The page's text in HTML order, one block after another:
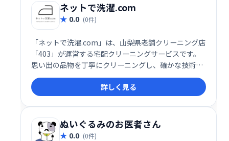
ネットで洗濯.com
0.0 (0件)
「ネットで洗濯.com」は、山梨県老舗クリーニング店
「403」が運営する宅配クリーニングサービスです。
思い出の品物を丁寧にクリーニングし、確かな技術と
信頼性で高い評価を得ています。宅配便と店舗持ち込
みに対応し、後者では職人のアドバイスや記念写真撮
影も可能です。大切な衣類を安心して任せられるサー
ビスです。
詳しく見る
ぬいぐるみのお医者さん
0.0 (0件)